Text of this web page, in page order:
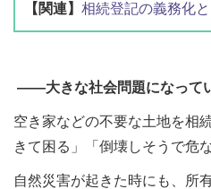
【関連】 相続登記の義務化
――大きな社会問題になって
空き家などの不要な土地を相
きて困る」「倒壊しそうで危
自然災害が起きた時にも、所